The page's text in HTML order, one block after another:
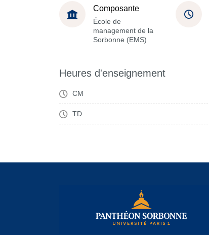
Composante
École de
management de la
Sorbonne (EMS)
Heures d'enseignement
CM
TD